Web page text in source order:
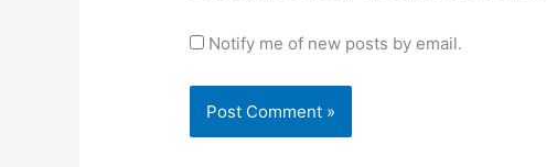
Notify me of new posts by email.